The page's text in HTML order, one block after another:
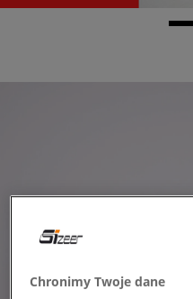
Chronimy Twoje dane